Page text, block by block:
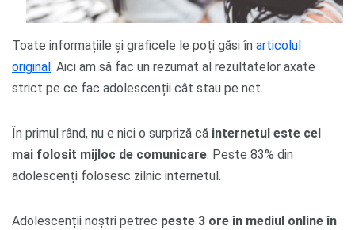
Toate informațiile și graficele le poți găsi în articolul
original . Aici am să fac un rezumat al rezultatelor axate
strict pe ce fac adolescenții cât stau pe net.
În primul rând, nu e nici o surpriză că internetul este cel
mai folosit mijloc de comunicare. Peste 83% din
adolescenți folosesc zilnic internetul.
Adolescenții noștri petrec peste 3 ore în mediul online în